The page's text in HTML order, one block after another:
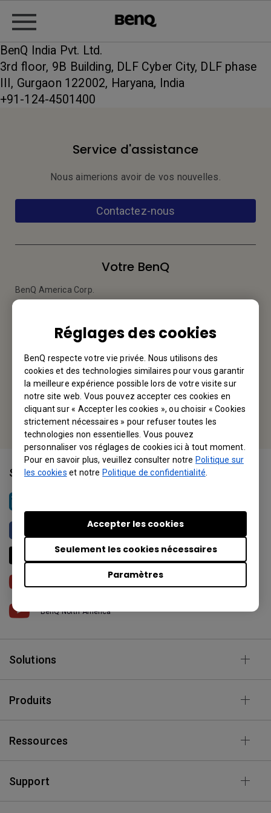
Réglages des cookies
BenQ respecte votre vie privée. Nous utilisons des
cookies et des technologies similaires pour vous garantir
la meilleure expérience possible lors de votre visite sur
notre site web. Vous pouvez accepter ces cookies en
cliquant sur « Accepter les cookies », ou choisir « Cookies
strictement nécessaires » pour refuser toutes les
technologies non essentielles. Vous pouvez
personnaliser vos réglages de cookies ici à tout moment.
Pour en savoir plus, veuillez consulter notre Politique sur
les cookies et notre Politique de confidentialité
Paramètres
Seulement les cookies nécessaires
Accepter les cookies
BenQ India Pvt. Ltd.
3rd floor, 9B Building, DLF Cyber City, DLF phase
III, Gurgaon 122002, Haryana, India
+91-124-4501400
Service d'assistance
Nous aimerions avoir de vos nouvelles.
Contactez-nous
Votre BenQ
BenQ America Corp.
Tel: +1-714-559-4900
Fax: +1-714-557-0200
Or find your local office
Suivez-nous
BenQ North America
Solutions
Produits
Ressources
Support